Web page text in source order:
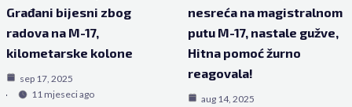
Građani bijesni zbog
radova na M-17,
kilometarske kolone
sep 17, 2025
11 mjeseci ago
nesreća na magistralnom
putu M-17, nastale gužve,
Hitna pomoć žurno
reagovala!
aug 14, 2025